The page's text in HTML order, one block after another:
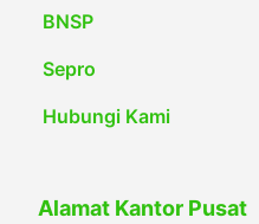
BNSP
Sepro
Hubungi Kami
Alamat Kantor Pusat